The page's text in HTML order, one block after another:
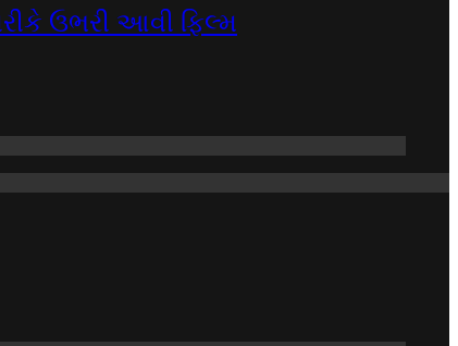
ઉભરી આવી ફિલ્મ